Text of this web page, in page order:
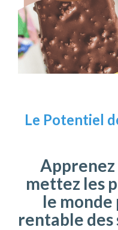
Le Potentiel
Apprenez
mettez les
le monde
rentable des